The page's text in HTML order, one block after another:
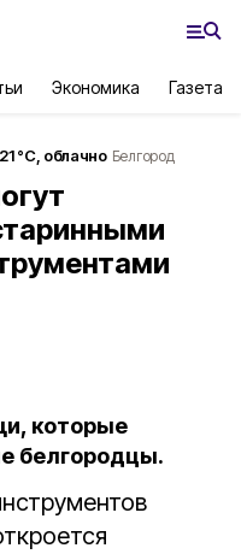
Экономика Газета
21°С, облачно Белгород
которые
белгородцы.